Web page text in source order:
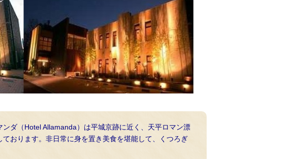
ダ（Hotel Allamanda）は平城京跡に近く、天平ロマン漂
おります。非日常に身を置き美食を堪能して、くつろぎ